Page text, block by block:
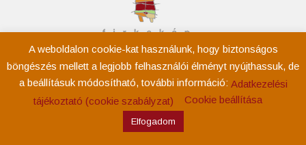
Kezdőoldal
Rólam
Tevékenység
Kapcsolat
A weboldalon cookie-kat használunk, hogy biztonságos
böngészés mellett a legjobb felhasználói élményt nyújthassuk, de
a beállításuk módosítható, további információ: Adatkezelési
tájékoztató (cookie szabályzat)
Cookie beállítása
Elfogadom